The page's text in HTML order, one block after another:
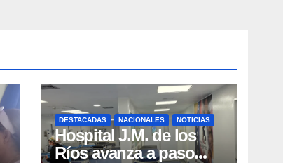
DESTACADAS NACIONALES NOTICIAS
Hospital J.M. de los
Ríos avanza a paso